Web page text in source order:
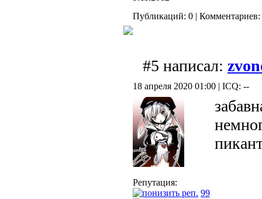
Публикаций: 0 | Комментариев:
#5 написал:
18 апреля 2020 01:00 | ICQ: --
Репутация:
99